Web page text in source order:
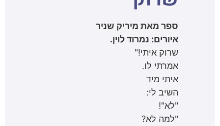
ספר מאת מיריק שניר
איורים: נמרוד לוין.
שרוק איתי!"
אמרתי לו.
איתי מיד
השיב לי:
"לא"!
"למה לא?